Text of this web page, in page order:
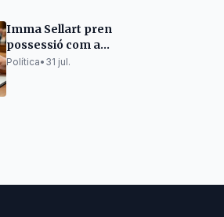
Imma Sellart pren
possessió com a
consellera de Règim
Política• 31 jul.